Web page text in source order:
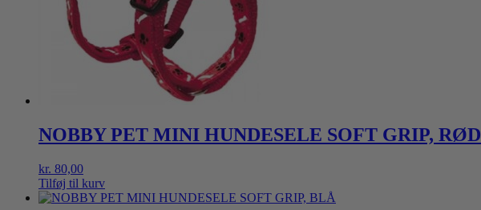
NOBBY PET MINI HUNDESELE SOFT GRIP, RØD
kr. 80,00
Tilføj til kurv